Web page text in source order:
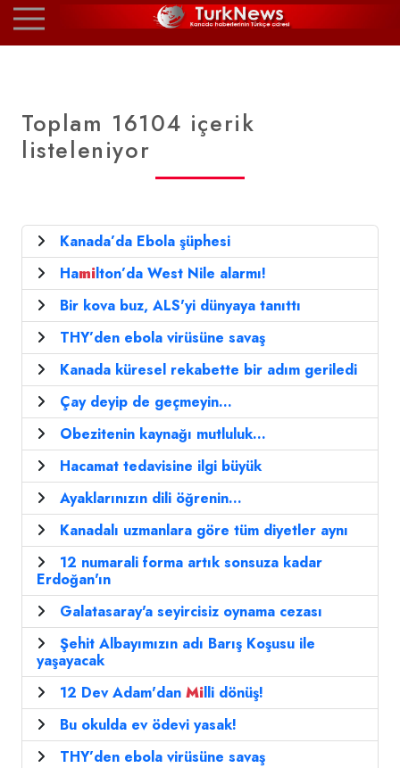
Toplam 16104 içerik
listeleniyor
Kanada’da Ebola şüphesi
Hamilton’da West Nile alarmı!
Bir kova buz, ALS'yi dünyaya tanıttı
THY’den ebola virüsüne savaş
Kanada küresel rekabette bir adım geriledi
Çay deyip de geçmeyin...
Obezitenin kaynağı mutluluk...
Hacamat tedavisine ilgi büyük
Ayaklarınızın dili öğrenin...
Kanadalı uzmanlara göre tüm diyetler aynı
12 numarali forma artık sonsuza kadar
Erdoğan'ın
Galatasaray'a seyircisiz oynama cezası
Şehit Albayımızın adı Barış Koşusu ile
yaşayacak
12 Dev Adam'dan Milli dönüş!
Bu okulda ev ödevi yasak!
THY’den ebola virüsüne savaş